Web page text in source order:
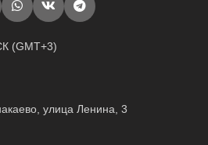
(GMT+3)
улица Ленина, 3